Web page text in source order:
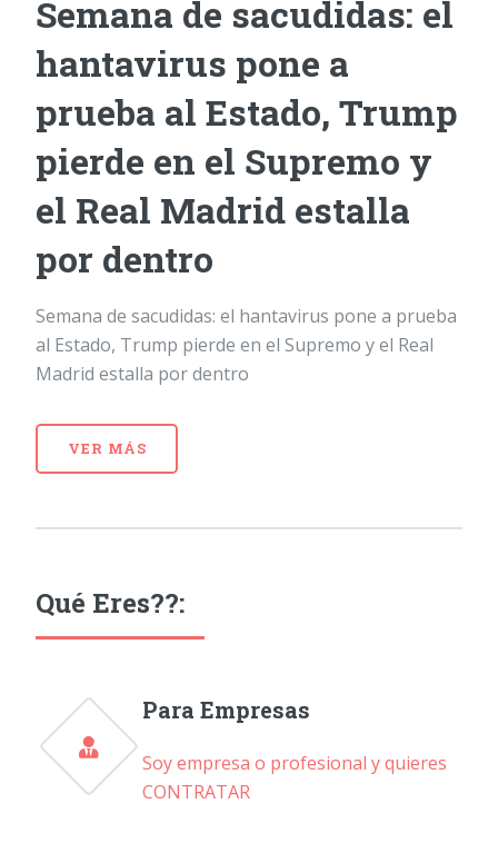
Semana de sacudidas: el
hantavirus pone a
prueba al Estado, Trump
pierde en el Supremo y
el Real Madrid estalla
por dentro
Semana de sacudidas: el hantavirus pone a prueba
al Estado, Trump pierde en el Supremo y el Real
Madrid estalla por dentro
VER MÁS
Qué Eres??:
Para Empresas
Soy empresa o profesional y quieres
CONTRATAR